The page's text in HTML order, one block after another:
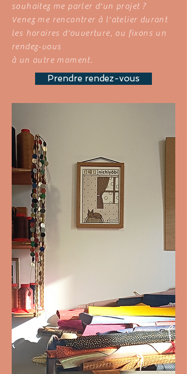
souhaitez me parler d'un projet ?
Venez me rencontrer à l'atelier durant
les horaires d'ouverture, ou fixons un
rendez-vous
à un autre moment.
Prendre rendez-vous